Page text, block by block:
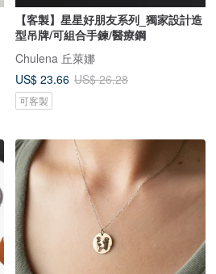
【客製】星星好朋友系列_獨家設計造
型吊牌/可組合手鍊/醫療鋼
Chulena 丘萊娜
US$ 23.66 US$ 26.28
可客製